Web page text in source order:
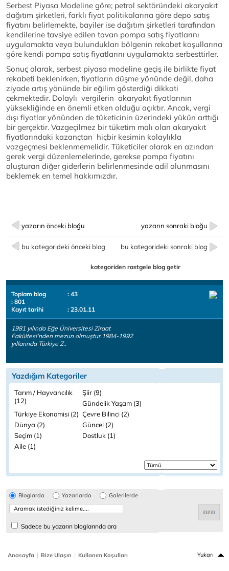
Serbest Piyasa Modeline göre; petrol sektöründeki akaryakıt
dağıtım şirketleri, farklı fiyat politikalarına göre depo satış
fiyatını belirlemekte, bayiler ise dağıtım şirketleri tarafından
kendilerine tavsiye edilen tavan pompa satış fiyatlarını
uygulamakta veya bulundukları bölgenin rekabet koşullarına
göre kendi pompa satış fiyatlarını uygulamakta serbesttirler.
Sonuç olarak, serbest piyasa modeline geçiş ile birlikte fiyat
rekabeti beklenirken, fiyatların düşme yönünde değil, daha
ziyade artış yönünde bir eğilim gösterdiği dikkati
çekmektedir. Dolaylı vergilerin akaryakıt fiyatlarının
yüksekliğinde en önemli etken olduğu açıktır. Ancak, vergi
dışı fiyatlar yönünden de tüketicinin üzerindeki yükün arttığı
bir gerçektir. Vazgeçilmez bir tüketim malı olan akaryakıt
fiyatlarındaki kazançtan hiçbir kesimin kolaylıkla
vazgeçmesi beklenmemelidir. Tüketiciler olarak en azından
gerek vergi düzenlemelerinde, gerekse pompa fiyatını
oluşturan diğer giderlerin belirlenmesinde adil olunmasını
beklemek en temel hakkımızdır.
yazarın önceki bloğu yazarın sonraki bloğu
bu kategorideki önceki blog bu kategorideki sonraki blog
kategoriden rastgele blog getir
Toplam blog
: 43
: 801
Kayıt tarihi
: 23.01.11
1981 yılında Eğe Üniversitesi Ziraat
Fakültesi'nden mezun olmuştur.1984-1992
yıllarında Türkiye Z..
Yazdığım Kategoriler
Tarım / Hayvancılık
(12)
Şiir (9)
Gündelik Yaşam (3)
Türkiye Ekonomisi (2) Çevre Bilinci (2)
Dünya (2)
Güncel (2)
Seçim (1)
Dostluk (1)
Aile (1)
Bloglarda Yazarlarda Galerilerde
Sadece bu yazarın bloglarında ara
Anasayfa | Bize Ulaşın | Kullanım Koşulları Yukarı